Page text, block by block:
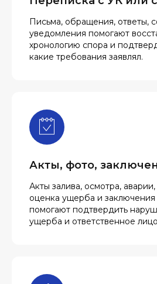
Письма, обращения, ответы,
уведомления помогают
хронологию спора и
какие требования заявлял.
Акты, фото,
Акты залива, осмотра,
оценка ущерба и заключения
помогают подтвердить
ущерба и ответственное